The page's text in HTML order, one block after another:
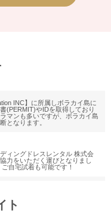
INC】に所属しボラカイ島に
(PERMIT)やIDを取得しており
マンも多いですが、ボラカイ島
となります。
ィングドレスレンタル 株式会
力をいただく運びとなりまし
自宅試着も可能です！
ます。
ト